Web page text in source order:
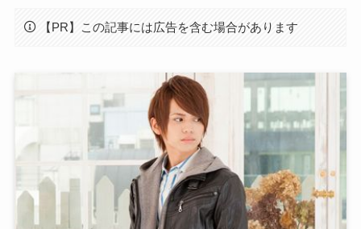
【PR】この記事には広告を含む場合があります